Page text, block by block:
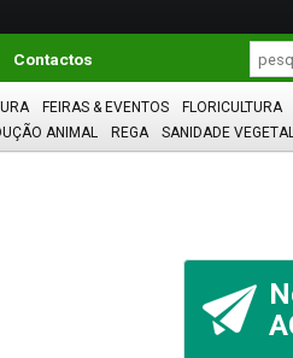
Contactos
FEIRAS & EVENTOS FLORICULTURA
ANIMAL REGA SANIDADE